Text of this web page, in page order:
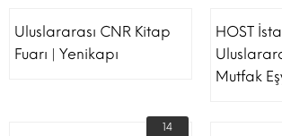
Uluslararası CNR Kitap
Fuarı | Yenikapı
HOST
Mutfak
14